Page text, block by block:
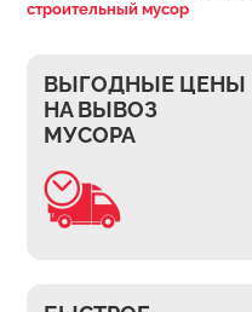
строительный мусор
ВЫГОДНЫЕ ЦЕНЫ
НА ВЫВОЗ
МУСОРА